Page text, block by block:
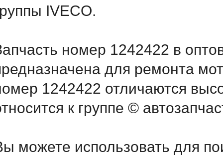
IVECO.
номер 1242422 в
для ремонта
1242422 отличаются
к группе ©
можете использовать для